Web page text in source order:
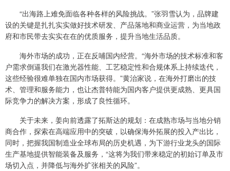
“出海路上难免面临各种各样的风险挑战。”张羽雪认为，品牌建
设的关键是扎扎实实做好技术研发、产品落地和商业运营，为当地政
府和市民带去实实在在的优质服务，提升当地生活品质。
海外市场的成功，正在反哺国内经营。“海外市场的技术标准和客
户需求倒逼我们在激光器性能、工艺稳定性和合规体系上持续迭代，
这些经验很难单独在国内市场获得。”黄治家说，在海外打磨出的技
术、管理和服务能力，也让杰普特能为国内客户提供更成熟、更具国
际竞争力的解决方案，形成了良性循环。
关于未来，姜向前透露了拓斯达的规划：在成熟市场与当地分销
商合作，探索在高端应用中的突破，以确保海外拓展的投入产出比，
同时，把握我国制造业全球布局的历史机遇，为下游行业龙头的国际
生产基地提供智能装备及服务，“这将为我们带来稳定的初始订单及市
场切入点，并降低与海外扩张相关的风险”。